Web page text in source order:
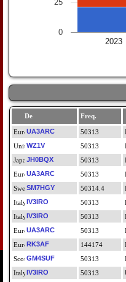
2023
0
25
De Freq.
UA3ARC
50313
WZ1V
50313
JH0BQX
50313
UA3ARC
50313
SM7HGY
50314.4
IV3IRO
50313
IV3IRO
50313
UA3ARC
50313
RK3AF
144174
GM4SUF
50313
IV3IRO
50313